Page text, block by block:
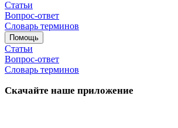
Статьи
Вопрос-ответ
Словарь терминов
Помощь
Статьи
Вопрос-ответ
Словарь терминов
Скачайте наше приложение